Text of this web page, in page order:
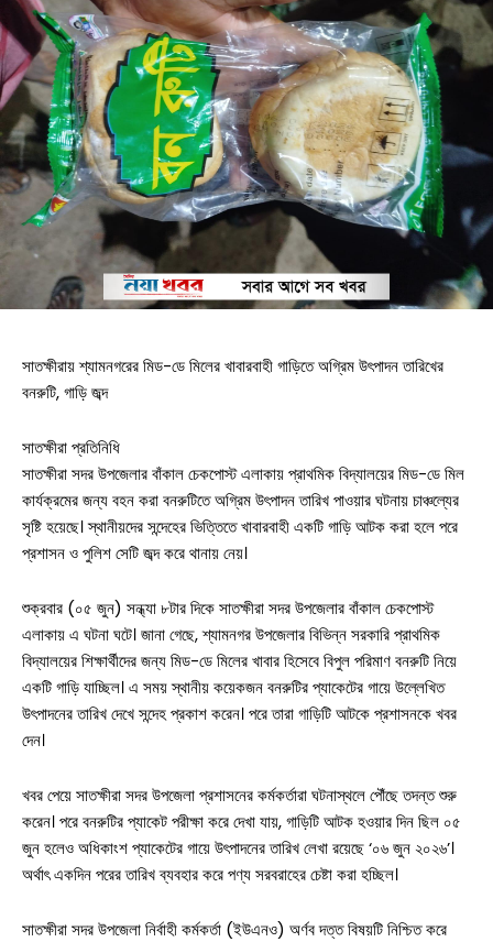
সাতক্ষীরায় শ্যামনগরের মিড-ডে মিলের খাবারবাহী গাড়িতে অগ্রিম উৎপাদন তারিখের
বনরুটি, গাড়ি জব্দ
সাতক্ষীরা প্রতিনিধি
সাতক্ষীরা সদর উপজেলার বাঁকাল চেকপোস্ট এলাকায় প্রাথমিক বিদ্যালয়ের মিড-ডে মিল
কার্যক্রমের জন্য বহন করা বনরুটিতে অগ্রিম উৎপাদন তারিখ পাওয়ার ঘটনায় চাঞ্চল্যের
সৃষ্টি হয়েছে। স্থানীয়দের সন্দেহের ভিত্তিতে খাবারবাহী একটি গাড়ি আটক করা হলে পরে
প্রশাসন ও পুলিশ সেটি জব্দ করে থানায় নেয়।
শুক্রবার (০৫ জুন) সন্ধ্যা ৮টার দিকে সাতক্ষীরা সদর উপজেলার বাঁকাল চেকপোস্ট
এলাকায় এ ঘটনা ঘটে। জানা গেছে, শ্যামনগর উপজেলার বিভিন্ন সরকারি প্রাথমিক
বিদ্যালয়ের শিক্ষার্থীদের জন্য মিড-ডে মিলের খাবার হিসেবে বিপুল পরিমাণ বনরুটি নিয়ে
একটি গাড়ি যাচ্ছিল। এ সময় স্থানীয় কয়েকজন বনরুটির প্যাকেটের গায়ে উল্লেখিত
উৎপাদনের তারিখ দেখে সন্দেহ প্রকাশ করেন। পরে তারা গাড়িটি আটকে প্রশাসনকে খবর
দেন।
খবর পেয়ে সাতক্ষীরা সদর উপজেলা প্রশাসনের কর্মকর্তারা ঘটনাস্থলে পৌঁছে তদন্ত শুরু
করেন। পরে বনরুটির প্যাকেট পরীক্ষা করে দেখা যায়, গাড়িটি আটক হওয়ার দিন ছিল ০৫
জুন হলেও অধিকাংশ প্যাকেটের গায়ে উৎপাদনের তারিখ লেখা রয়েছে ‘০৬ জুন ২০২৬’।
অর্থাৎ একদিন পরের তারিখ ব্যবহার করে পণ্য সরবরাহের চেষ্টা করা হচ্ছিল।
সাতক্ষীরা সদর উপজেলা নির্বাহী কর্মকর্তা (ইউএনও) অর্ণব দত্ত বিষয়টি নিশ্চিত করে